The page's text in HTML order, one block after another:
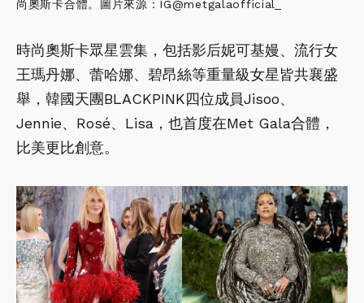
尚奧斯卡合體。圖片來源：IG@metgalaofficial_
時尚奧斯卡眾星雲集，包括影后妮可基嫚、流行女
王瑪丹娜、蕾哈娜、碧昂絲等重量級女星皆共襄盛
舉，韓國天團BLACKPINK四位成員Jisoo、
Jennie、Rosé、Lisa，也首度在Met Gala合體，
比美更比創意。